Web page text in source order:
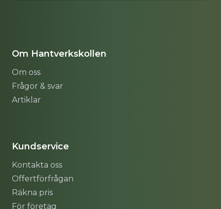
Om Hantverkskollen
Om oss
Frågor & svar
Artiklar
Kundservice
Kontakta oss
Offertförfrågan
Räkna pris
För företag